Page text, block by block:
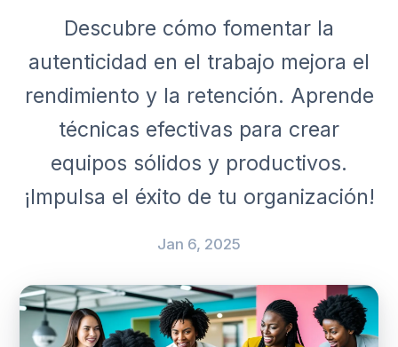
Descubre cómo fomentar la
autenticidad en el trabajo mejora el
rendimiento y la retención. Aprende
técnicas efectivas para crear
equipos sólidos y productivos.
¡Impulsa el éxito de tu organización!
Jan 6, 2025